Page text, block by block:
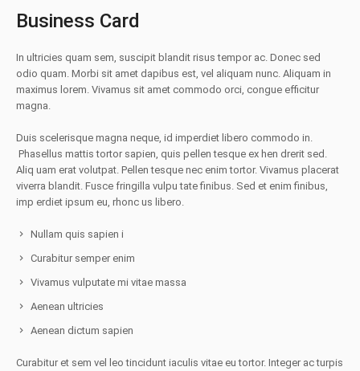
Business Card
In ultricies quam sem, suscipit blandit risus tempor ac. Donec sed
odio quam. Morbi sit amet dapibus est, vel aliquam nunc. Aliquam in
maximus lorem. Vivamus sit amet commodo orci, congue efficitur
magna.
Duis scelerisque magna neque, id imperdiet libero commodo in.
Phasellus mattis tortor sapien, quis pellen tesque ex hen drerit sed.
Aliq uam erat volutpat. Pellen tesque nec enim tortor. Vivamus placerat
viverra blandit. Fusce fringilla vulpu tate finibus. Sed et enim finibus,
imp erdiet ipsum eu, rhonc us libero.
Nullam quis sapien i
Curabitur semper enim
Vivamus vulputate mi vitae massa
Aenean ultricies
Aenean dictum sapien
Curabitur et sem vel leo tincidunt iaculis vitae eu tortor. Integer ac turpis